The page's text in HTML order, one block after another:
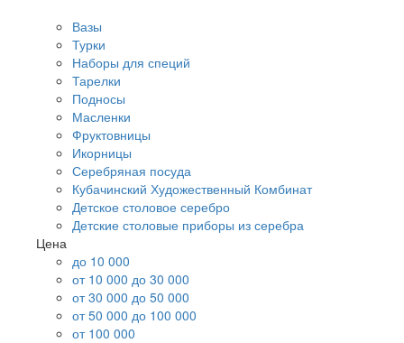
Вазы
Турки
Наборы для специй
Тарелки
Подносы
Масленки
Фруктовницы
Икорницы
Серебряная посуда
Кубачинский Художественный Комбинат
Детское столовое серебро
Детские столовые приборы из серебра
Цена
до 10 000
от 10 000 до 30 000
от 30 000 до 50 000
от 50 000 до 100 000
от 100 000